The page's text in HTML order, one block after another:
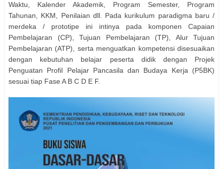
Waktu, Kalender Akademik, Program Semester, Program
Tahunan, KKM, Penilaian dll. Pada kurikulum paradigma baru /
merdeka / prototipe ini intinya pada komponen Capaian
Pembelajaran (CP), Tujuan Pembelajaran (TP), Alur Tujuan
Pembelajaran (ATP), serta menguatkan kompetensi disesuaikan
dengan kebutuhan belajar peserta didik dengan Projek
Penguatan Profil Pelajar Pancasila dan Budaya Kerja (P5BK)
sesuai tiap Fase A B C D E F.